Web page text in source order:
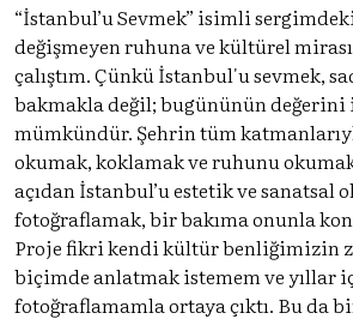
“İstanbul’u Sevmek” isimli
değişmeyen ruhuna ve kültürel
çalıştım. Çünkü İstanbul'u sevmek,
bakmakla değil; bugününün
mümkündür. Şehrin tüm
okumak, koklamak ve ruhunu
açıdan İstanbul’u estetik ve sanatsal
fotoğraflamak, bir bakıma onunla
Proje fikri kendi kültür benliğimizin
biçimde anlatmak istemem ve yıllar
fotoğraflamamla ortaya çıktı. Bu da